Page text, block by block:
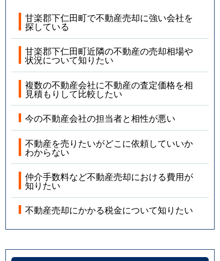
甘楽郡下仁田町で不動産売却に強い会社を
探している
甘楽郡下仁田町近隣の不動産の売却相場や
状況について知りたい
複数の不動産会社に不動産の査定価格を相
見積もりして比較したい
今の不動産会社の担当者と相性が悪い
不動産を売りたいがどこに依頼していいか
わからない
仲介手数料など不動産売却における費用が
知りたい
不動産売却にかかる税金について知りたい